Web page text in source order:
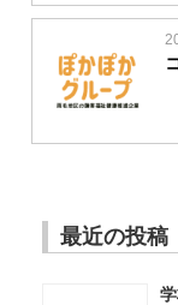
最近の投稿